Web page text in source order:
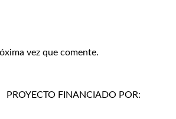
vez que comente.
PROYECTO FINANCIADO POR: